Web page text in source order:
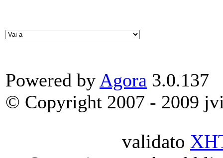
Powered by Agora 3.0.137
© Copyright 2007 - 2009
validato